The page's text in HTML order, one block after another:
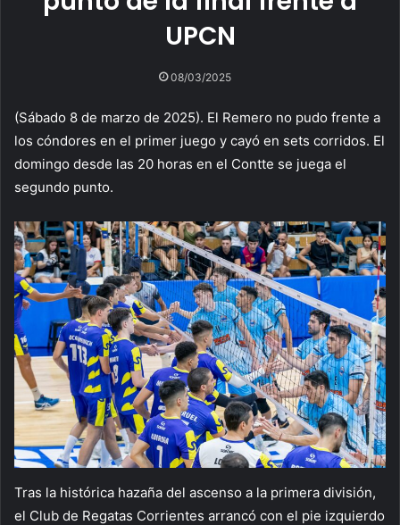
UPCN
08/03/2025
(Sábado 8 de marzo de 2025). El Remero no pudo frente a
los cóndores en el primer juego y cayó en sets corridos. El
domingo desde las 20 horas en el Contte se juega el
segundo punto.
Tras la histórica hazaña del ascenso a la primera división,
el Club de Regatas Corrientes arrancó con el pie izquierdo